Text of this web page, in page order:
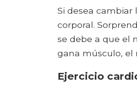
Si desea
corporal.
se debe a que el
gana músculo, el
Ejercicio